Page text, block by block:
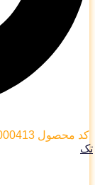
محصول000413